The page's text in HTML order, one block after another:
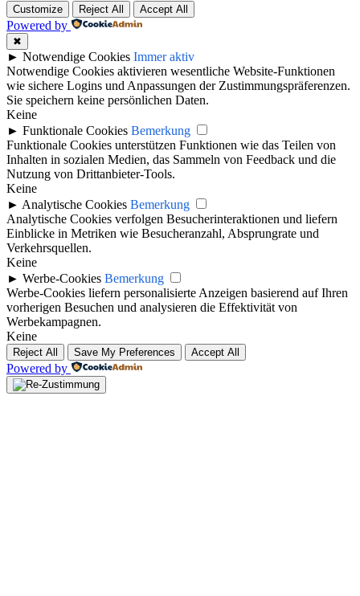
Customize Reject All Accept All
Powered by
✖
► Notwendige Cookies Immer aktiv
Notwendige Cookies aktivieren wesentliche Website-Funktionen
wie sichere Logins und Anpassungen der Zustimmungspräferenzen.
Sie speichern keine persönlichen Daten.
Keine
► Funktionale Cookies Bemerkung
Funktionale Cookies unterstützen Funktionen wie das Teilen von
Inhalten in sozialen Medien, das Sammeln von Feedback und die
Nutzung von Drittanbieter-Tools.
Keine
► Analytische Cookies Bemerkung
Analytische Cookies verfolgen Besucherinteraktionen und liefern
Einblicke in Metriken wie Besucheranzahl, Absprungrate und
Verkehrsquellen.
Keine
► Werbe-Cookies Bemerkung
Werbe-Cookies liefern personalisierte Anzeigen basierend auf Ihren
vorherigen Besuchen und analysieren die Effektivität von
Werbekampagnen.
Keine
Reject All Save My Preferences Accept All
Powered by